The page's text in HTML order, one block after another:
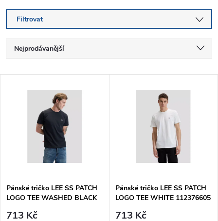
Filtrovat
Ř
a
p
Nejprodávanější
s
p
Pánské tričko LEE SS PATCH
LOGO TEE WASHED BLACK
713 Kč
Pánské tričko LEE SS PATCH
LOGO TEE WHITE 112376605
713 Kč